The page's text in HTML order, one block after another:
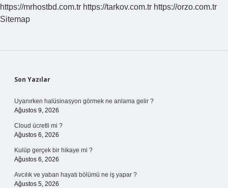
https://mrhostbd.com.tr https://tarkov.com.tr https://orzo.com.tr
Sitemap
Sidebar
Son Yazılar
Uyanırken halüsinasyon görmek ne anlama gelir ?
Ağustos 9, 2026
Cloud ücretli mi ?
Ağustos 6, 2026
Kulüp gerçek bir hikaye mi ?
Ağustos 6, 2026
Avcılık ve yaban hayatı bölümü ne iş yapar ?
Ağustos 5, 2026